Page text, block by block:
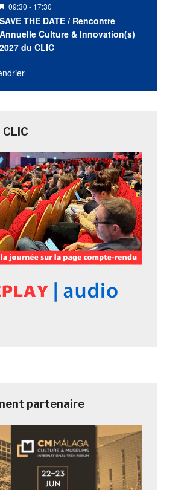
Mis
en
avant
09:30 - 17:30
SAVE THE DATE / Rencontre
Annuelle Culture & Innovation(s)
2027 du CLIC
CLIC
partenaire